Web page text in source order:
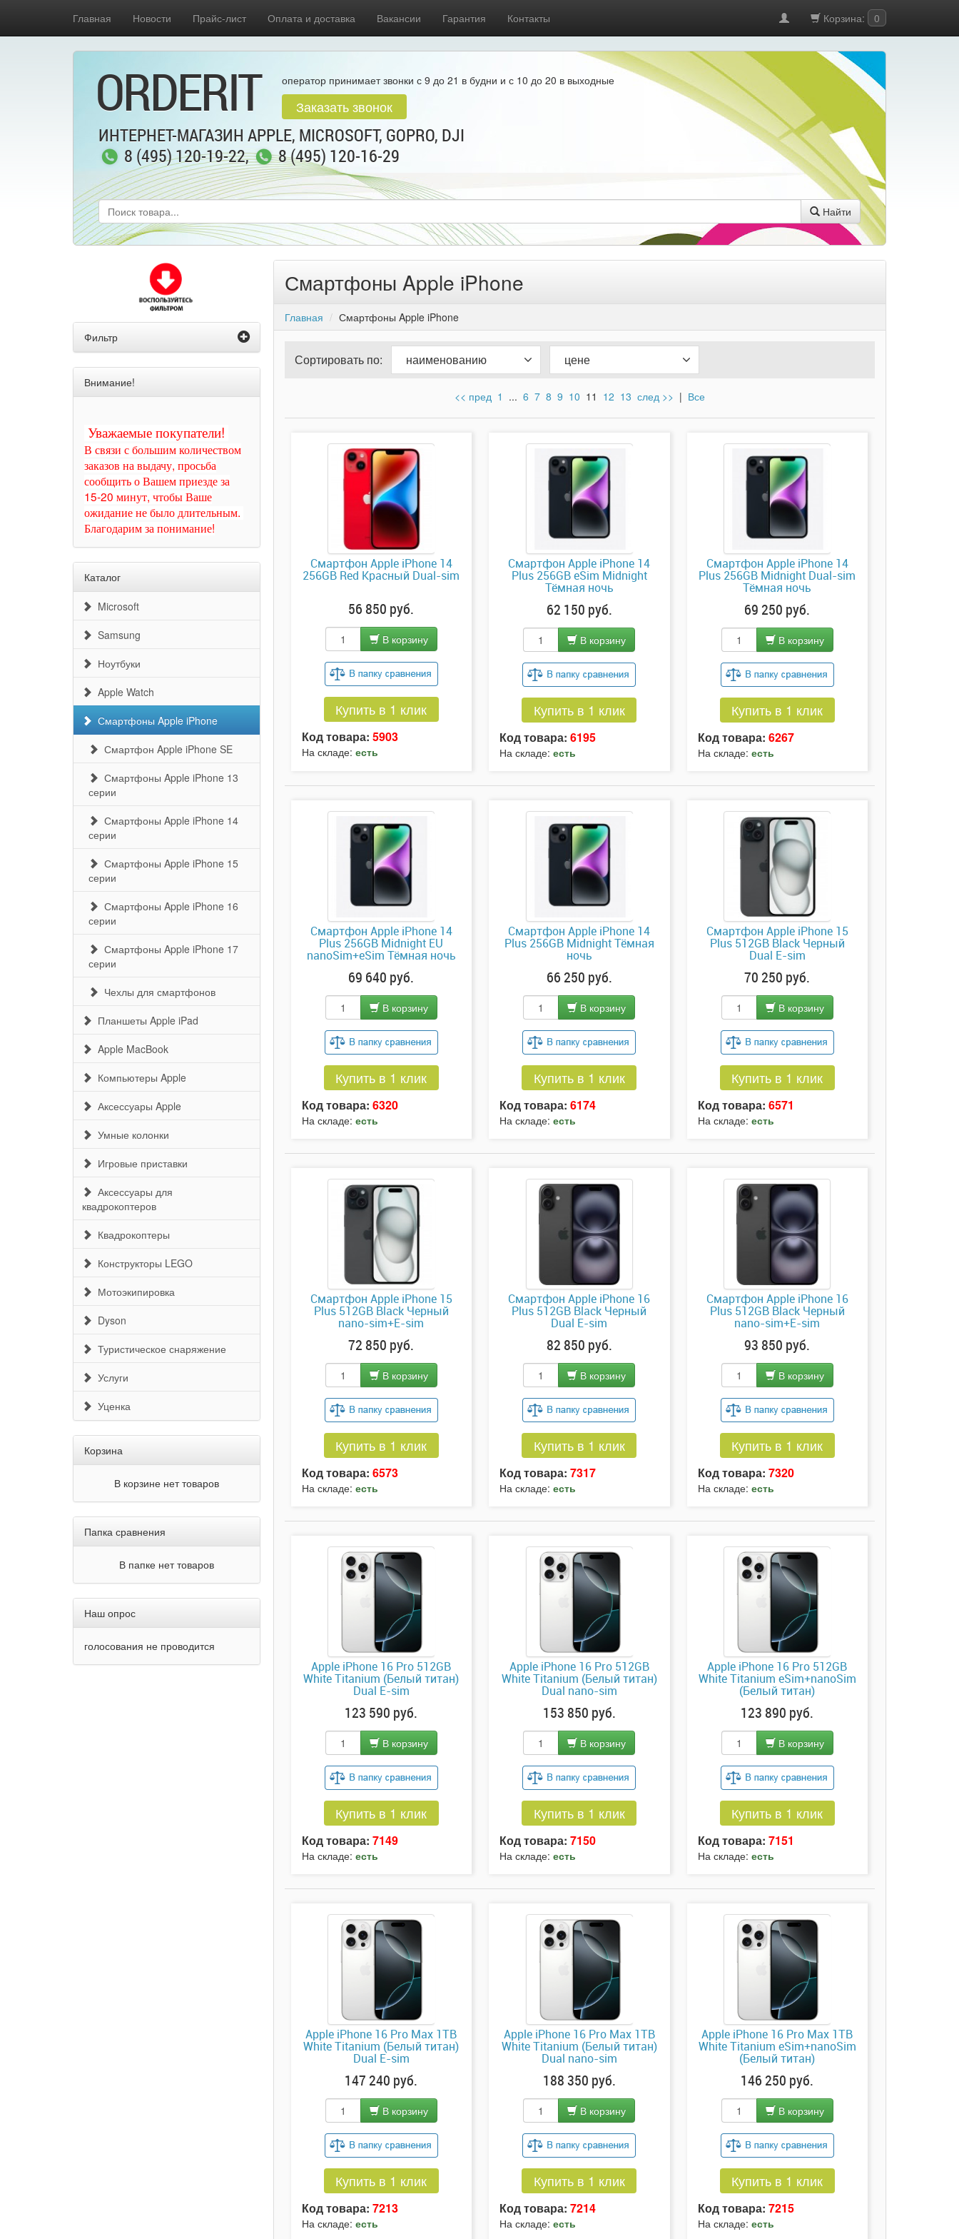
Главная Новости Прайс-лист Оплата и доставка Вакансии Гарантия Контакты Корзина: 0
ORDERIT оператор принимает звонки с 9 до 21 в будни и с 10 до 20 в выходные
Заказать звонок
ИНТЕРНЕТ-МАГАЗИН APPLE, MICROSOFT, GOPRO, DJI
8 (495) 120-19-22, 8 (495) 120-16-29
Найти
Фильтр
Внимание!
Уважаемые покупатели!
В связи с большим количеством
заказов на выдачу, просьба
сообщить о Вашем приезде за
15-20 минут, чтобы Ваше
ожидание не было длительным.
Благодарим за понимание!
Каталог
Microsoft
Samsung
Ноутбуки
Apple Watch
Смартфоны Apple iPhone
Смартфон Apple iPhone SE
Смартфоны Apple iPhone 13
серии
Смартфоны Apple iPhone 14
серии
Смартфоны Apple iPhone 15
серии
Смартфоны Apple iPhone 16
серии
Смартфоны Apple iPhone 17
серии
Чехлы для смартфонов
Планшеты Apple iPad
Apple MacBook
Компьютеры Apple
Аксессуары Apple
Умные колонки
Игровые приставки
Аксессуары для
квадрокоптеров
Квадрокоптеры
Конструкторы LEGO
Мотоэкипировка
Dyson
Туристическое снаряжение
Услуги
Уценка
Корзина
В корзине нет товаров
Папка сравнения
В папке нет товаров
Наш опрос
голосования не проводится
Смартфоны Apple iPhone
Главная Смартфоны Apple iPhone
Сортировать по: наименованию цене
<< пред 1 ... 6 7 8 9 10 11 12 13 след >> | Все
Смартфон Apple iPhone 14
256GB Red Красный Dual-sim
56 850 руб.
В корзину
Купить в 1 клик
Код товара: 5903
На складе: есть
Смартфон Apple iPhone 14
Plus 256GB eSim Midnight
Тёмная ночь
62 150 руб.
В корзину
Купить в 1 клик
Код товара:6195
На складе:есть
Смартфон Apple iPhone 14
Plus 256GB Midnight Dual-sim
Тёмная ночь
69 250 руб.
В корзину
Купить в 1 клик
Код товара: 6267
На складе: есть
Смартфон Apple iPhone 14
Plus 256GB Midnight EU
nanoSim+eSim Тёмная ночь
69 640 руб.
В корзину
Купить в 1 клик
Код товара: 6320
На складе: есть
Смартфон Apple iPhone 14
Plus 256GB Midnight Тёмная
ночь
66 250 руб.
В корзину
Купить в 1 клик
Код товара:6174
На складе:есть
Смартфон Apple iPhone 15
Plus 512GB Black Черный
Dual E-sim
70 250 руб.
В корзину
Купить в 1 клик
Код товара: 6571
На складе: есть
Смартфон Apple iPhone 15
Plus 512GB Black Черный
nano-sim+E-sim
72 850 руб.
В корзину
Купить в 1 клик
Код товара: 6573
На складе: есть
Смартфон Apple iPhone 16
Plus 512GB Black Черный
Dual E-sim
82 850 руб.
В корзину
Купить в 1 клик
Код товара:7317
На складе:есть
Смартфон Apple iPhone 16
Plus 512GB Black Черный
nano-sim+E-sim
93 850 руб.
В корзину
Купить в 1 клик
Код товара: 7320
На складе: есть
Apple iPhone 16 Pro 512GB
White Titanium (Белый титан)
Dual E-sim
123 590 руб.
В корзину
Купить в 1 клик
Код товара: 7149
На складе: есть
Apple iPhone 16 Pro 512GB
White Titanium (Белый титан)
Dual nano-sim
153 850 руб.
В корзину
Купить в 1 клик
Код товара:7150
На складе:есть
Apple iPhone 16 Pro 512GB
White Titanium eSim+nanoSim
(Белый титан)
123 890 руб.
В корзину
Купить в 1 клик
Код товара: 7151
На складе: есть
Apple iPhone 16 Pro Max 1TB
White Titanium (Белый титан)
Dual E-sim
147 240 руб.
В корзину
Купить в 1 клик
Код товара: 7213
На складе: есть
Apple iPhone 16 Pro Max 1TB
White Titanium (Белый титан)
Dual nano-sim
188 350 руб.
В корзину
Купить в 1 клик
Код товара:7214
На складе:есть
Apple iPhone 16 Pro Max 1TB
White Titanium eSim+nanoSim
(Белый титан)
146 250 руб.
В корзину
Купить в 1 клик
Код товара: 7215
На складе: есть